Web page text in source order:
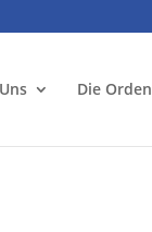
Die Orden